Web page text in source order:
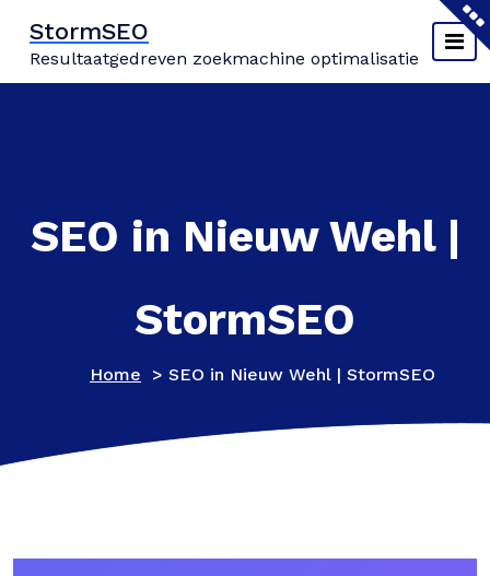
inhoud
springen
StormSEO
Resultaatgedreven zoekmachine optimalisatie
SEO in Nieuw Wehl |
StormSEO
Home > SEO in Nieuw Wehl | StormSEO